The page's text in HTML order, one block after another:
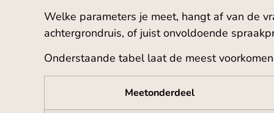
Welke parameters je meet, hangt af van de
achtergrondruis, of juist onvoldoende
Onderstaande tabel laat de meest
Meetonderdeel